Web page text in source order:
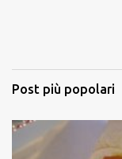
Post più popolari